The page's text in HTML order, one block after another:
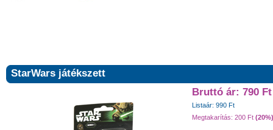
StarWars játékszett
Bruttó ár: 790 Ft
Listaár: 990 Ft
Megtakarítás: 200 Ft (20%)